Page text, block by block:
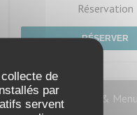
de
par
servent
Réservation
RÉSERVER
Cartes &